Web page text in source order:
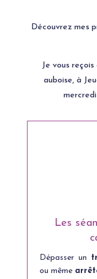
Découvrez mes
Je vous
auboise, à
Les
Dépasser un
ou même